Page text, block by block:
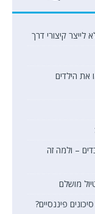
שיקימו את הילדים
– ולמה זה
מושלם
פיננסיים?